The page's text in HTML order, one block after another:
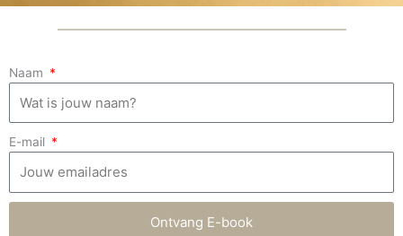
Naam
E-mail
Ontvang E-book